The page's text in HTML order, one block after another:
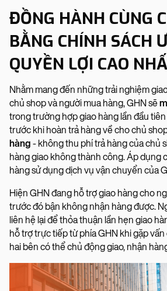
ĐỒNG HÀNH CÙNG
BẰNG CHÍNH SÁCH
QUYỀN LỢI CAO
Nhằm mang đến những trải nghiệm
chủ shop và người mua hàng, GHN sẽ
trong trường hợp giao hàng lần đầu
trước khi hoàn trả hàng về cho chủ
hàng - không thu phí trả hàng của chủ
hàng giao không thành công. Áp dụng
hàng sử dụng dịch vụ vận chuyển của
Hiện GHN đang hỗ trợ giao hàng cho
trước đó bận không nhận hàng được.
liên hệ lại để thỏa thuận lần hẹn giao
hỗ trợ trực tiếp từ phía GHN khi gặp
hai bên có thể chủ động giao, nhận